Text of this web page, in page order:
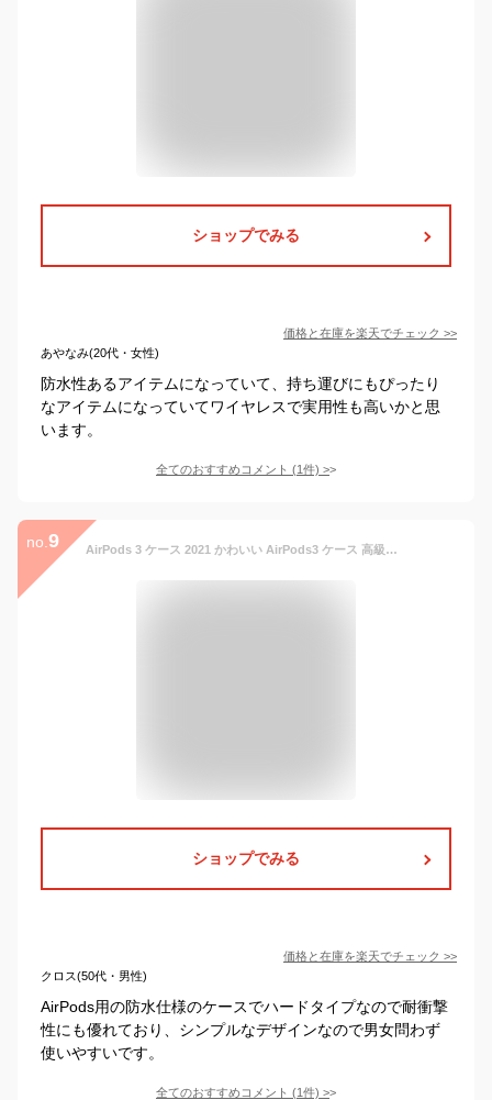
ショップでみる
価格と在庫を楽天でチェック >>
あやなみ(20代・女性)
防水性あるアイテムになっていて、持ち運びにもぴったり
なアイテムになっていてワイヤレスで実用性も高いかと思
います。
全てのおすすめコメント (1件) >
no. 9 AirPods 3 ケース 2021 かわいい AirPods3 ケース 高級感 おしゃれ airpods case 耐衝撃 防水 防塵 エアーポッズ アップル イヤホン 保護ケース 便利 airpods 第3世代 airpods3 カバー 保護カバー 紛失防止 柔軟 軽量 落下防止 充電ケース ナイロン製 カラビナ付き 薄い
ショップでみる
価格と在庫を楽天でチェック >>
クロス(50代・男性)
AirPods用の防水仕様のケースでハードタイプなので耐衝撃
性にも優れており、シンプルなデザインなので男女問わず
使いやすいです。
全てのおすすめコメント (1件) >